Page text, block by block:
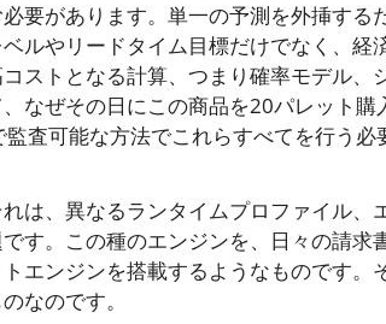
要があります。単一の予測を外挿する
ルやリードタイム目標だけでなく、経
ストとなる計算、つまり確率モデル、
なぜその日にこの商品を20パレット購
査可能な方法でこれらすべてを行う必
は、異なるランタイムプロファイル、
す。この種のエンジンを、日々の請求
エンジンを搭載するようなものです。
なのです。